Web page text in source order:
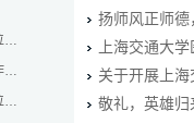
扬师风正师德
上海交通大
关于开展上海
敬礼，英雄
…
…
…